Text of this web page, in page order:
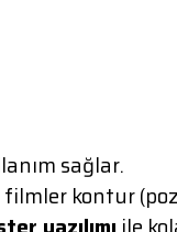
sağlar.
filmler kontur